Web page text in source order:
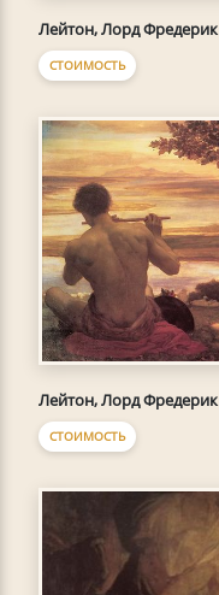
Лейтон, Лорд Фредерик
СТОИМОСТЬ
Лейтон, Лорд Фредерик
СТОИМОСТЬ